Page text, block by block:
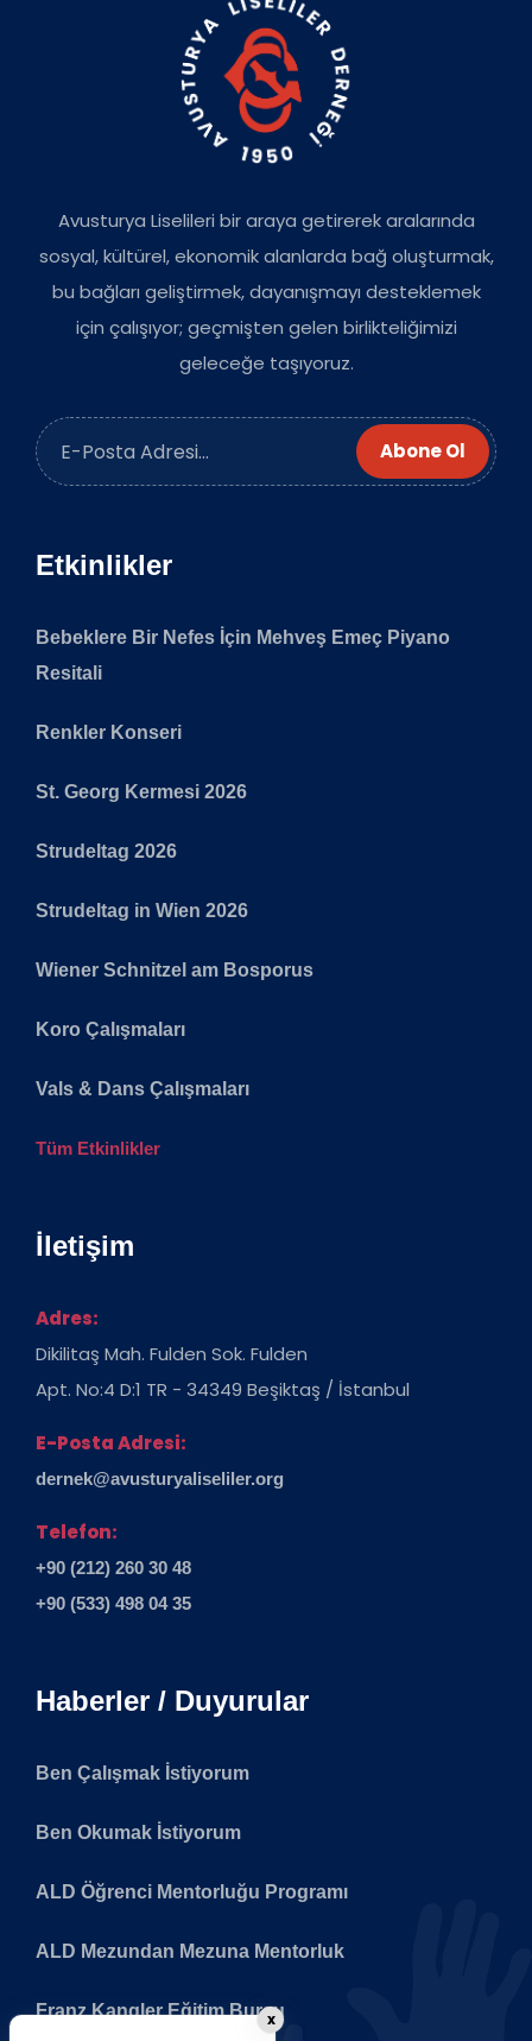
Avusturya Liselileri bir araya getirerek aralarında
sosyal, kültürel, ekonomik alanlarda bağ oluşturmak,
bu bağları geliştirmek, dayanışmayı desteklemek
için çalışıyor; geçmişten gelen birlikteliğimizi
geleceğe taşıyoruz.
Abone Ol
Etkinlikler
Bebeklere Bir Nefes İçin Mehveş Emeç Piyano
Resitali
Renkler Konseri
St. Georg Kermesi 2026
Strudeltag 2026
Strudeltag in Wien 2026
Wiener Schnitzel am Bosporus
Koro Çalışmaları
Vals & Dans Çalışmaları
Tüm Etkinlikler
İletişim
Adres:
Dikilitaş Mah. Fulden Sok. Fulden
Apt. No:4 D:1 TR - 34349 Beşiktaş / İstanbul
E-Posta Adresi:
dernek@avusturyaliseliler.org
Telefon:
+90 (212) 260 30 48
+90 (533) 498 04 35
Haberler / Duyurular
Ben Çalışmak İstiyorum
Ben Okumak İstiyorum
ALD Öğrenci Mentorluğu Programı
ALD Mezundan Mezuna Mentorluk
Franz Kangler Eğitim Bursu
x